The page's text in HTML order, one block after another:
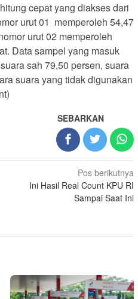
cepat yang diakses dari
urut 01 memperoleh 54,47
urut 02 memperoleh
Data sampel yang masuk
sah 79,50 persen, suara
suara yang tidak digunakan
SEBARKAN
Pos berikutnya
Ini Hasil Real Count KPU RI
Sampai Saat Ini